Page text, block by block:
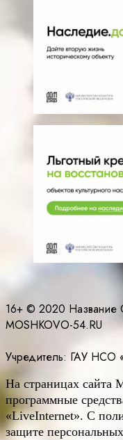
16+ © 2020 Название
MOSHKOVO-54.RU
Учредитель: ГАУ НСО
На страницах сайта
программные
«LiveInternet». С
защите